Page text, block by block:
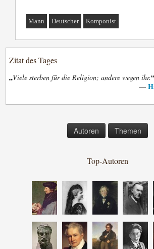
Mann Deutscher Komponist
Zitat des Tages
„Viele sterben für die Religion; andere wegen ihr.“
—
Autoren Themen
Top-Autoren